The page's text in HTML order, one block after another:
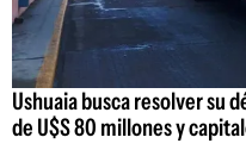
Ushuaia busca resolver su
de U$S 80 millones y